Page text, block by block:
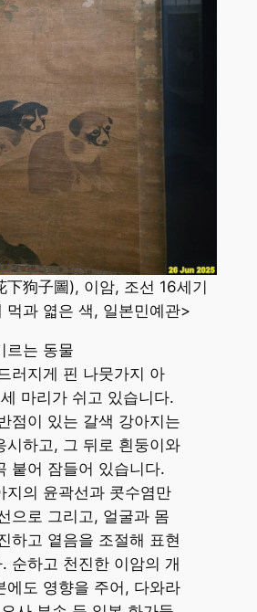
下狗子圖), 이암, 조선 16세기
먹과 엷은 색, 일본민예관>
르는 동물
러지게 핀 나뭇가지 아
마리가 쉬고 있습니다.
점이 있는 갈색 강아지는
시하고, 그 뒤로 흰둥이와
붙어 잠들어 있습니다.
지의 윤곽선과 콧수염만
으로 그리고, 얼굴과 몸
하고 옅음을 조절해 표현
순하고 천진한 이암의 개
에도 영향을 주어, 다와라